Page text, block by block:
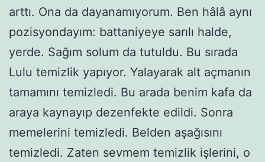
arttı. Ona da dayanamıyorum. Ben hâlâ aynı
pozisyondayım: battaniyeye sarılı halde,
yerde. Sağım solum da tutuldu. Bu sırada
Lulu temizlik yapıyor. Yalayarak alt açmanın
tamamını temizledi. Bu arada benim kafa da
araya kaynayıp dezenfekte edildi. Sonra
memelerini temizledi. Belden aşağısını
temizledi. Zaten sevmem temizlik işlerini, o